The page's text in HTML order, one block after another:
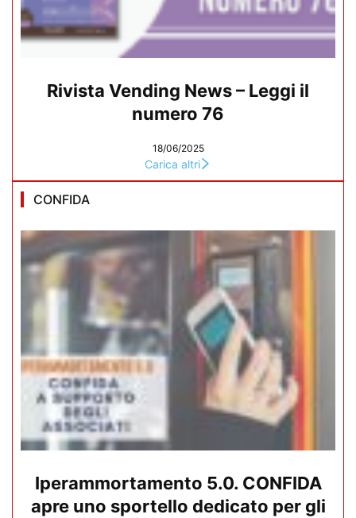
Rivista Vending News – Leggi il
numero 76
18/06/2025
Carica altri
CONFIDA
Iperammortamento 5.0. CONFIDA
apre uno sportello dedicato per gli